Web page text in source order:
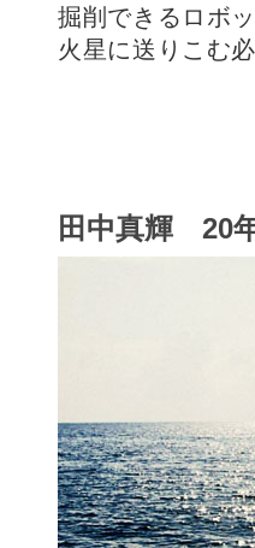
掘削できるロボ
火星に送りこむ
田中真輝 20